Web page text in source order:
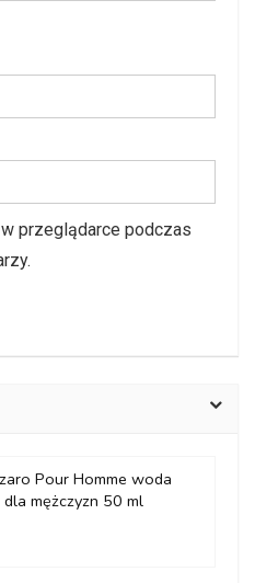
przeglądarce podczas
Pour Homme woda
mężczyzn 50 ml